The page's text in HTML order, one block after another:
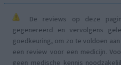
De reviews op deze
gegenereerd en vervolgens
goedkeuring, om zo te voldoen
een review voor een medicijn.
geen medische kennis